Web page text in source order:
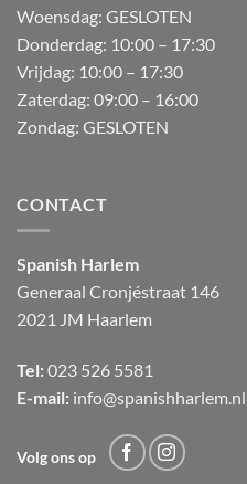
Woensdag: GESLOTEN
Donderdag: 10:00 – 17:30
Vrijdag: 10:00 – 17:30
Zaterdag: 09:00 – 16:00
Zondag: GESLOTEN
CONTACT
Spanish Harlem
Generaal Cronjéstraat 146
2021 JM Haarlem
Tel: 023 526 5581
E-mail: info@spanishharlem.nl
Volg ons op